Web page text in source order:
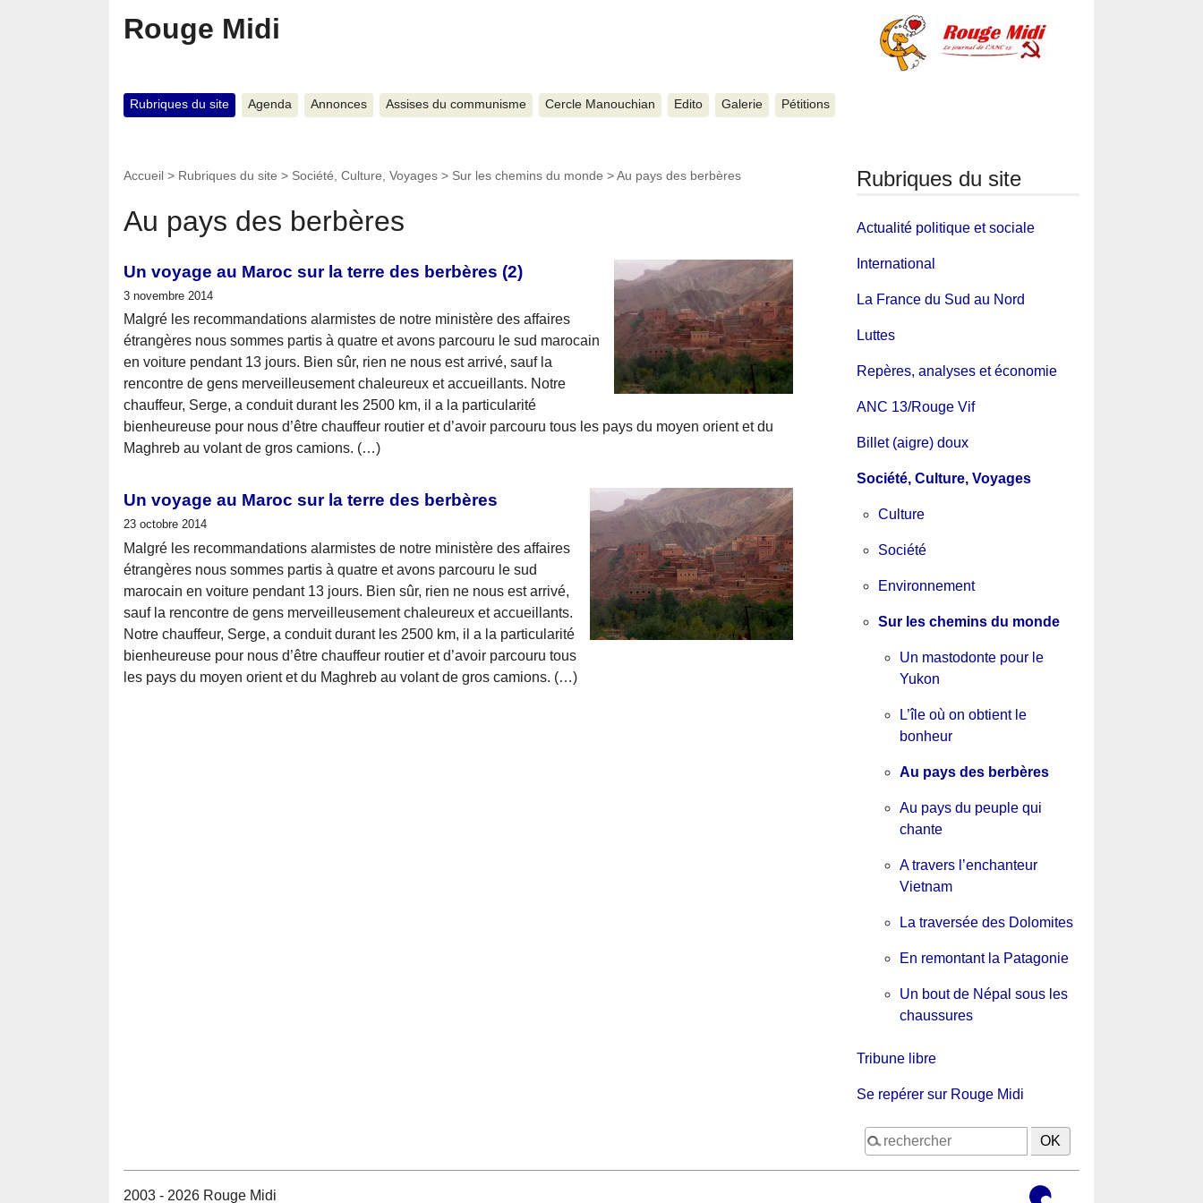
Rouge Midi
Rubriques du site Agenda Annonces Assises du communisme Cercle Manouchian Edito Galerie Pétitions
Accueil > Rubriques du site > Société, Culture, Voyages > Sur les chemins du monde >Au pays des berbères
Au pays des berbères
Un voyage au Maroc sur la terre des berbères (2)
3 novembre 2014
Malgré les recommandations alarmistes de notre ministère des affaires
étrangères nous sommes partis à quatre et avons parcouru le sud marocain
en voiture pendant 13 jours. Bien sûr, rien ne nous est arrivé, sauf la
rencontre de gens merveilleusement chaleureux et accueillants. Notre
chauffeur, Serge, a conduit durant les 2500 km, il a la particularité
bienheureuse pour nous d’être chauffeur routier et d’avoir parcouru tous les pays du moyen orient et du
Maghreb au volant de gros camions. (…)
Un voyage au Maroc sur la terre des berbères
23 octobre 2014
Malgré les recommandations alarmistes de notre ministère des affaires
étrangères nous sommes partis à quatre et avons parcouru le sud
marocain en voiture pendant 13 jours. Bien sûr, rien ne nous est arrivé,
sauf la rencontre de gens merveilleusement chaleureux et accueillants.
Notre chauffeur, Serge, a conduit durant les 2500 km, il a la particularité
bienheureuse pour nous d’être chauffeur routier et d’avoir parcouru tous
les pays du moyen orient et du Maghreb au volant de gros camions. (…)
Rubriques du site
Actualité politique et sociale
International
La France du Sud au Nord
Luttes
Repères, analyses et économie
ANC 13/Rouge Vif
Billet (aigre) doux
Société, Culture, Voyages
Culture
Société
Environnement
Sur les chemins du monde
Un mastodonte pour le
Yukon
L’île où on obtient le
bonheur
Au pays des berbères
Au pays du peuple qui
chante
A travers l’enchanteur
Vietnam
La traversée des Dolomites
En remontant la Patagonie
Un bout de Népal sous les
chaussures
Tribune libre
Se repérer sur Rouge Midi
2003 - 2026 Rouge Midi